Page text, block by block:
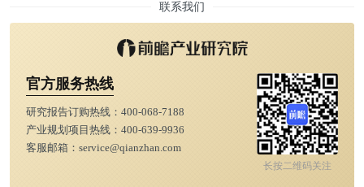
3、生活垃圾
2018-2024年中国生活处理量呈现波动增长趋势，
2024年为25960.96万吨。生活垃圾清运量是区域生物
质资源总量的重要组成部分，其数据变化直接反映了
联系我们
官方服务热线
研究报告订购热线： 400-068-7188
产业规划项目热线： 400-639-9936
客服邮箱： service@qianzhan.com
长按二维码关注